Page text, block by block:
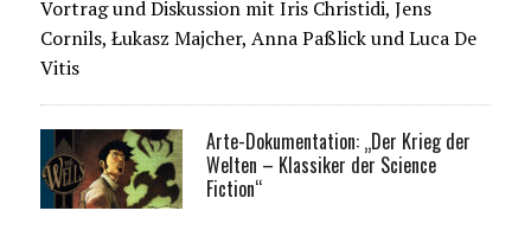
Vortrag und Diskussion mit Iris Christidi, Jens
Cornils, Łukasz Majcher, Anna Paßlick und Luca De
Vitis
Arte-Dokumentation: „Der Krieg der
Welten – Klassiker der Science
Fiction“